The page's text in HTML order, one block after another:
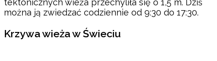
tektonicznych wieża przechyliła się o 1,5 m. Dziś
można ją zwiedzać codziennie od 9:30 do 17:30.
Krzywa wieża w Świeciu